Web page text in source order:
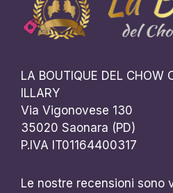
LA BOUTIQUE DEL CHOW
ILLARY
Via Vigonovese 130
35020 Saonara (PD)
P.IVA IT01164400317
Le nostre recensioni sono